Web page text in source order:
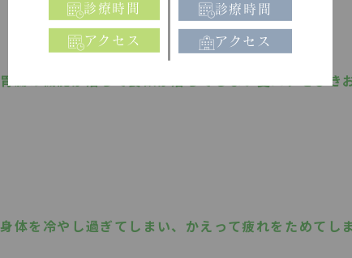
胃腸の機能が落ちて食欲が落ちてしまい夏バテをひき
身体を冷やし過ぎてしまい、かえって疲れをためてし
診療時間
アクセス
診療時間
アクセス